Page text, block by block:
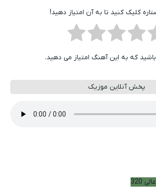
کلیک کنید تا به آن امتیاز دهید!
که به این آهنگ امتیاز می دهید.
پخش آنلاین موزیک
320